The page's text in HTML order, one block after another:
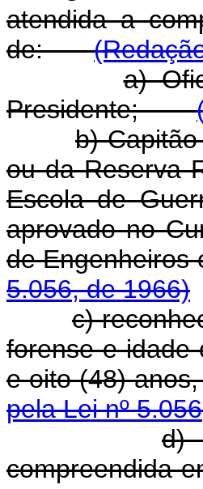
atendida a
de:
a)
Presidente;
b)
ou da Reserva
Escola de
aprovado no
de
5.056, de 1966)
c)
forense e idade
e oito (48)
pela Lei nº
d)
compreendida